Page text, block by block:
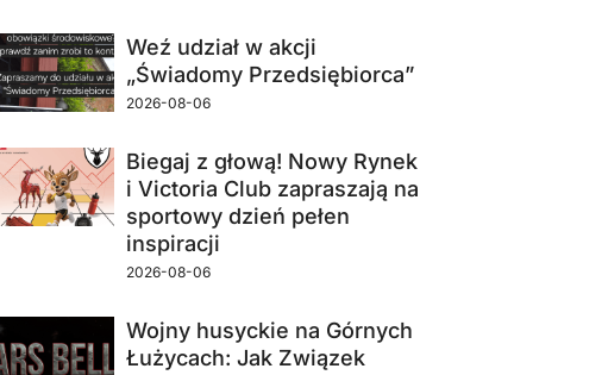
Weź udział w akcji
„Świadomy Przedsiębiorca”
2026-08-06
Biegaj z głową! Nowy Rynek
i Victoria Club zapraszają na
sportowy dzień pełen
inspiracji
2026-08-06
Wojny husyckie na Górnych
Łużycach: Jak Związek